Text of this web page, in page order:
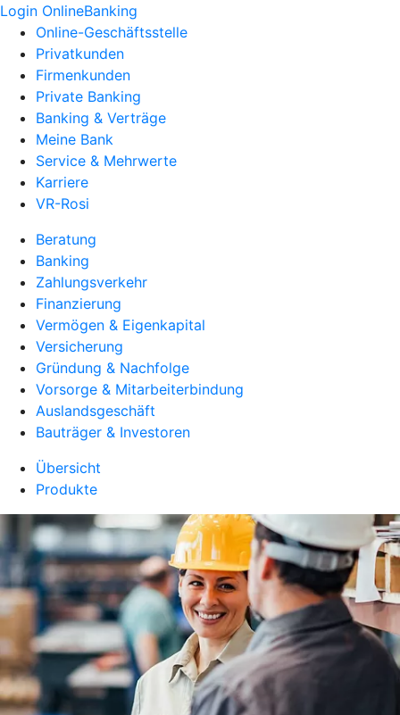
Login OnlineBanking
Online-Geschäftsstelle
Privatkunden
Firmenkunden
Private Banking
Banking & Verträge
Meine Bank
Service & Mehrwerte
Karriere
VR-Rosi
Beratung
Banking
Zahlungsverkehr
Finanzierung
Vermögen & Eigenkapital
Versicherung
Gründung & Nachfolge
Vorsorge & Mitarbeiterbindung
Auslandsgeschäft
Bauträger & Investoren
Übersicht
Produkte